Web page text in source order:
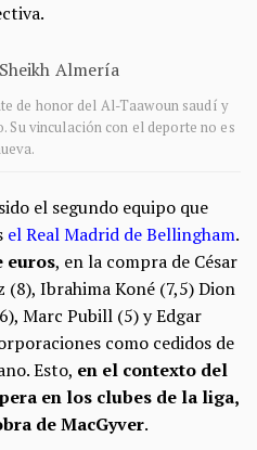
de honor del Al-Taawoun saudí y
vinculación con el deporte no es
el segundo equipo que
el Real Madrid de Bellingham.
euros, en la compra de César
(8), Ibrahima Koné (7,5) Dion
Marc Pubill (5) y Edgar
como cedidos de
Esto, en el contexto del
en los clubes de la liga,
de MacGyver.